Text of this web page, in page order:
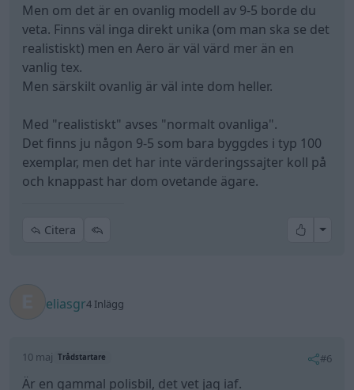
Men om det är en ovanlig modell av 9-5 borde du
veta. Finns väl inga direkt unika (om man ska se det
realistiskt) men en Aero är väl värd mer än en
vanlig tex.
Men särskilt ovanlig är väl inte dom heller.
Med "realistiskt" avses "normalt ovanliga".
Det finns ju någon 9-5 som bara byggdes i typ 100
exemplar, men det har inte värderingssajter koll på
och knappast har dom ovetande ägare.
Citera All
eliasgr4 Inlägg
10 maj Trådstartare #6
Är en gammal polisbil, det vet jag iaf.